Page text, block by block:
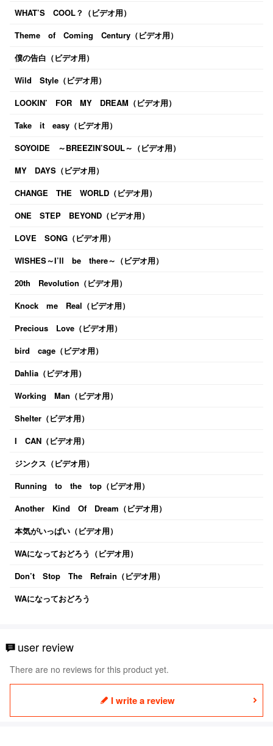
WHAT’S COOL？（ビデオ用）
Theme of Coming Century（ビデオ用）
僕の告白（ビデオ用）
Wild Style（ビデオ用）
LOOKIN’ FOR MY DREAM（ビデオ用）
Take it easy（ビデオ用）
SOYOIDE ～BREEZIN’SOUL～（ビデオ用）
MY DAYS（ビデオ用）
CHANGE THE WORLD（ビデオ用）
ONE STEP BEYOND（ビデオ用）
LOVE SONG（ビデオ用）
WISHES～I’ll be there～（ビデオ用）
20th Revolution（ビデオ用）
Knock me Real（ビデオ用）
Precious Love（ビデオ用）
bird cage（ビデオ用）
Dahlia（ビデオ用）
Working Man（ビデオ用）
Shelter（ビデオ用）
I CAN（ビデオ用）
ジンクス（ビデオ用）
Running to the top（ビデオ用）
Another Kind Of Dream（ビデオ用）
本気がいっぱい（ビデオ用）
WAになっておどろう（ビデオ用）
Don’t Stop The Refrain（ビデオ用）
WAになっておどろう
user review
There are no reviews for this product yet.
I write a review